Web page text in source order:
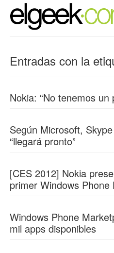
Entradas con la
Nokia: “No tenemos un
Según Microsoft,
“llegará pronto”
[CES 2012] Nokia
primer Windows Phone
Windows Phone
mil apps disponibles